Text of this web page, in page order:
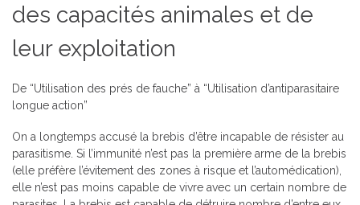
des capacités animales et de
leur exploitation
De “Utilisation des prés de fauche” à “Utilisation d’antiparasitaire
longue action”
On a longtemps accusé la brebis d’être incapable de résister au
parasitisme. Si l’immunité n’est pas la première arme de la brebis
(elle préfère l’évitement des zones à risque et l’automédication),
elle n’est pas moins capable de vivre avec un certain nombre de